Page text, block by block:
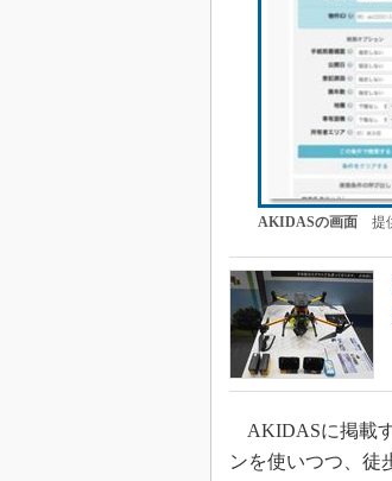
AKIDASの画面提供
AKIDASに掲載
ンを使いつつ、徒